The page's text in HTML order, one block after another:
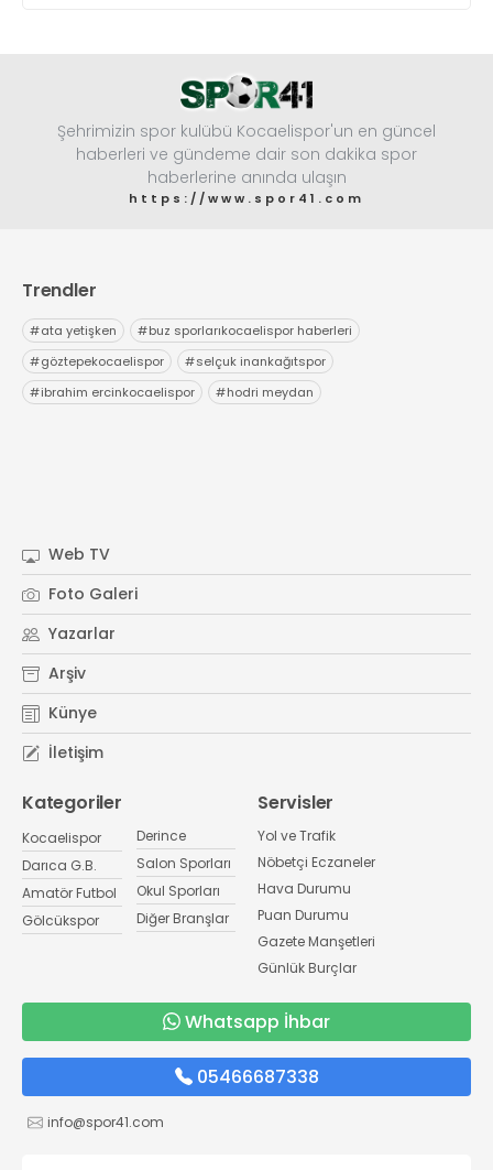
Şehrimizin spor kulübü Kocaelispor'un en güncel
haberleri ve gündeme dair son dakika spor
haberlerine anında ulaşın
https://www.spor41.com
Trendler
#ata yetişken #buz sporlarıkocaelispor haberleri
#göztepekocaelispor #selçuk inankağıtspor
#ibrahim ercinkocaelispor #hodri meydan
Web TV
Foto Galeri
Yazarlar
Arşiv
Künye
İletişim
Kategoriler
Kocaelispor
Darıca G.B.
Amatör Futbol
Gölcükspor
Derince
Salon Sporları
Okul Sporları
Diğer Branşlar
Servisler
Yol ve Trafik
Nöbetçi Eczaneler
Hava Durumu
Puan Durumu
Gazete Manşetleri
Günlük Burçlar
Whatsapp İhbar
05466687338
info@spor41.com